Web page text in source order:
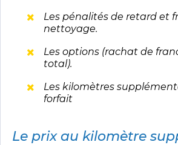
Les pénalités de retard et
nettoyage.
Les options (rachat de
total).
Les kilomètres
forfait
Le prix au kilomètre